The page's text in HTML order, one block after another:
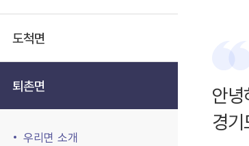
도척면
퇴촌면
우리면 소개
안녕
경